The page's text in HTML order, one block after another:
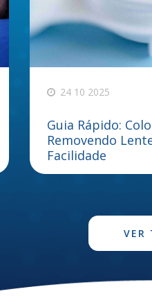
24 10 2025
Guia Rápido:
Removendo
Facilidade
VER